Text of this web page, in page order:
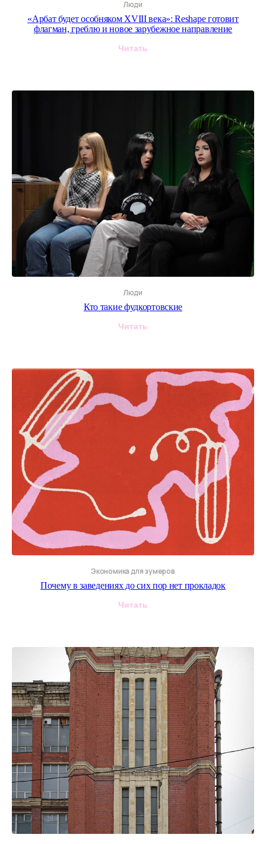
Люди
«Арбат будет особняком XVIII века»: Reshape готовит
флагман, греблю и новое зарубежное направление
Читать
Люди
Кто такие фудкортовские
Читать
Экономика для зумеров
Почему в заведениях до сих пор нет прокладок
Читать